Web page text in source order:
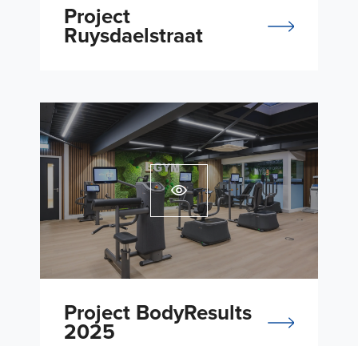
Project
Ruysdaelstraat
Project BodyResults
2025